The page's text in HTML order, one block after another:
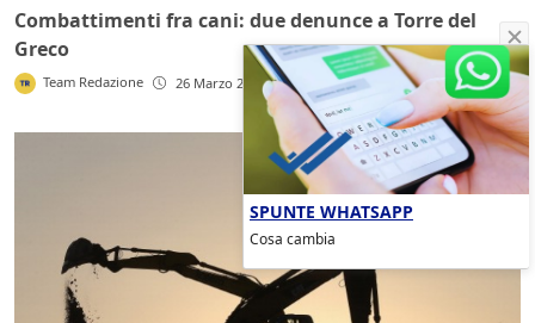
Combattimenti fra cani: due denunce a Torre del
Greco
Team Redazione 26 Marzo 2013
SPUNTE WHATSAPP
Cosa cambia